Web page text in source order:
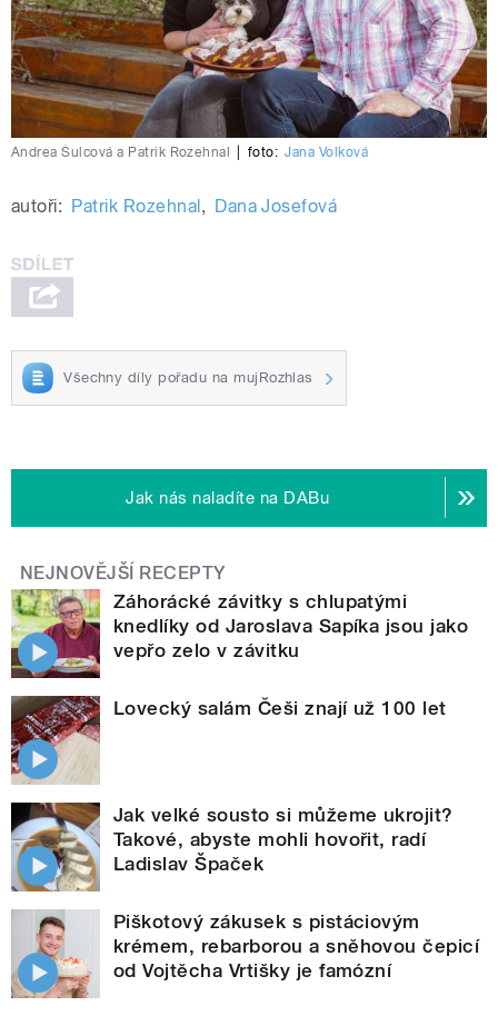
Andrea Šulcová a Patrik Rozehnal foto: Jana Volková
autoři: Patrik Rozehnal , Dana Josefová
Všechny díly pořadu na mujRozhlas
Jak nás naladíte na DABu
NEJNOVĚJŠÍ RECEPTY
Záhorácké závitky s chlupatými
knedlíky od Jaroslava Sapíka jsou jako
vepřo zelo v závitku
Lovecký salám Češi znají už 100 let
Jak velké sousto si můžeme ukrojit?
Takové, abyste mohli hovořit, radí
Ladislav Špaček
Piškotový zákusek s pistáciovým
krémem, rebarborou a sněhovou čepicí
od Vojtěcha Vrtišky je famózní